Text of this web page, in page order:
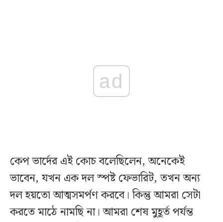
ad
কেপ ভার্দের এই কোচ বলেছিলেন, অনেকেই
ভাবেন, যখন এক দল স্পষ্ট ফেভারিট, তখন অন্য
দল হয়তো আত্মসমর্পণ করবে। কিন্তু আমরা সেটা
করতে মাঠে নামছি না। আমরা শেষ মুহূর্ত পর্যন্ত